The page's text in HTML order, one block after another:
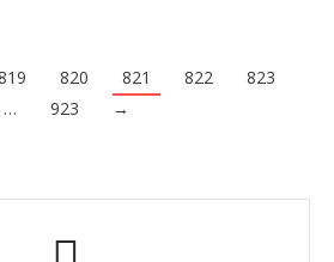
820 821 822
823
…
923 →